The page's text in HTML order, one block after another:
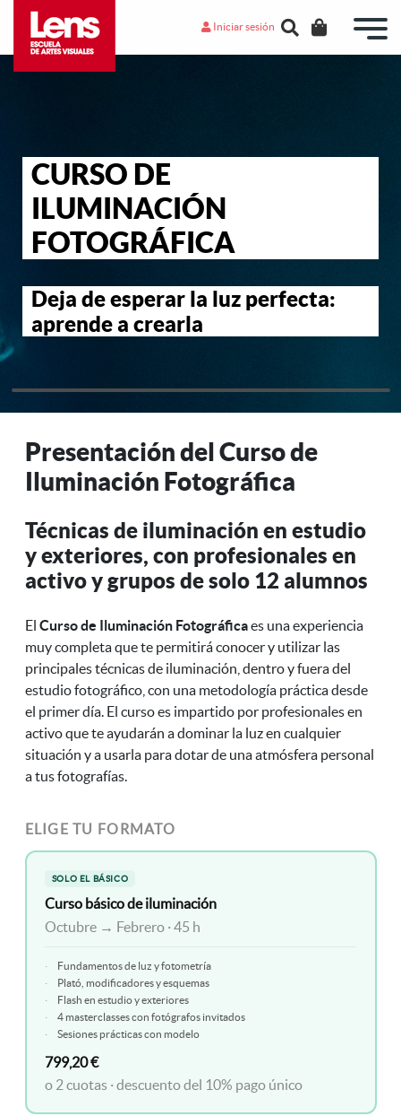
Iniciar sesión
CURSO DE
ILUMINACIÓN
FOTOGRÁFICA
Deja de esperar la luz perfecta:
aprende a crearla
Presentación del Curso de
Iluminación Fotográfica
Técnicas de iluminación en estudio
y exteriores, con profesionales en
activo y grupos de solo 12 alumnos
El Curso de Iluminación Fotográficaes una experiencia
muy completa que te permitirá conocer y utilizar las
principales técnicas de iluminación, dentro y fuera del
estudio fotográfico, con una metodología práctica desde
el primer día. El curso es impartido por profesionales en
activo que te ayudarán a dominar la luz en cualquier
situación y a usarla para dotar de una atmósfera personal
a tus fotografías.
ELIGE TU FORMATO
SOLO EL BÁSICO
Curso básico de iluminación
Octubre → Febrero · 45 h
Fundamentos de luz y fotometría
Plató, modificadores y esquemas
Flash en estudio y exteriores
4 masterclasses con fotógrafos invitados
Sesiones prácticas con modelo
799,20 €
o 2 cuotas · descuento del 10% pago único